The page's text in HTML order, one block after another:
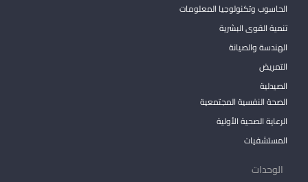
الحاسوب وتكنولوجيا المعلومات
تنمية القوى البشرية
الهندسة والصيانة
التمريض
الصيدلية
الصحة النفسية المجتمعية
الرعاية الصحية الأولية
المستشفيات
الوحدات